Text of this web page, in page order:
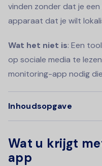
vinden zonder dat je
apparaat dat je wilt
Wat het niet is: Een
op sociale media te
monitoring-app nodig
Inhoudsopgave
Wat u krijgt
app